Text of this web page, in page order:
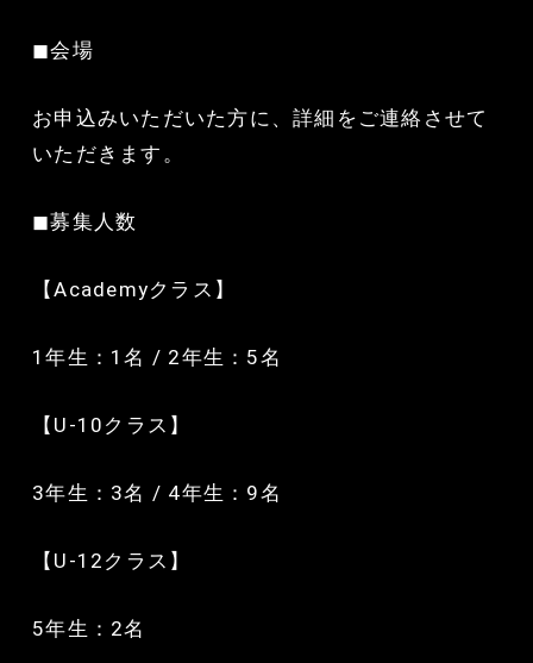
◼︎会場
お申込みいただいた方に、詳細をご連絡させて
いただきます。
◼︎募集人数
【Academyクラス】
1年生：1名 / 2年生：5名
【U-10クラス】
3年生：3名 / 4年生：9名
【U-12クラス】
5年生：2名